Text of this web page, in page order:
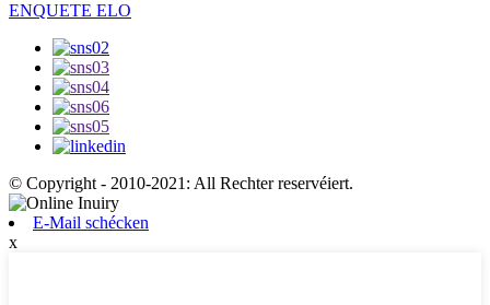
ENQUETE ELO
© Copyright - 2010-2021: All Rechter reservéiert.
E-Mail schécken
x